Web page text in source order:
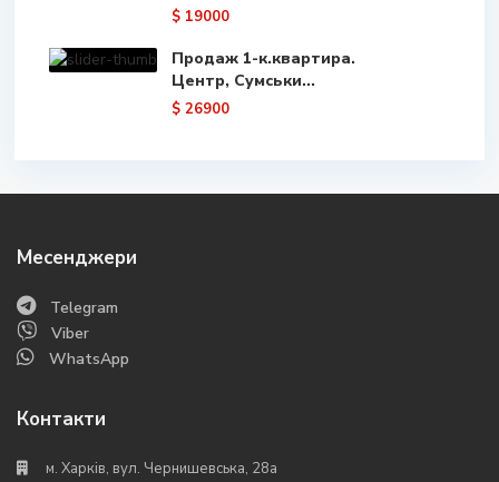
$ 19000
Продаж 1-к.квартира.
Центр, Сумськи...
$ 26900
Месенджери
Telegram
Viber
WhatsApp
Контакти
м. Харків, вул. Чернишевська, 28а